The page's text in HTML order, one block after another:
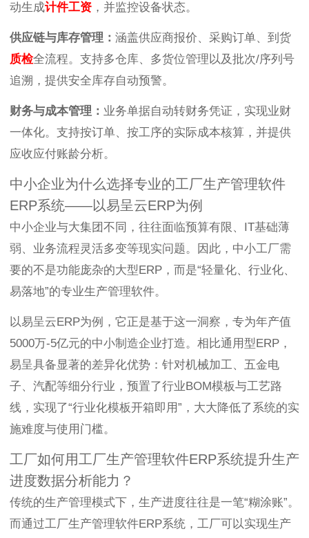
动生成计件工资 ，并监控设备状态。
供应链与库存管理： 涵盖供应商报价、采购订单、到货
质检全流程。支持多仓库、多货位管理以及批次/序列号
追溯，提供安全库存自动预警。
财务与成本管理： 业务单据自动转财务凭证，实现业财
一体化。支持按订单、按工序的实际成本核算，并提供
应收应付账龄分析。
中小企业为什么选择专业的工厂生产管理软件
ERP系统——以易呈云ERP为例
中小企业与大集团不同，往往面临预算有限、IT基础薄
弱、业务流程灵活多变等现实问题。因此，中小工厂需
要的不是功能庞杂的大型ERP，而是“轻量化、行业化、
易落地”的专业生产管理软件。
以易呈云ERP为例，它正是基于这一洞察，专为年产值
5000万-5亿元的中小制造企业打造。相比通用型ERP，
易呈具备显著的差异化优势：针对机械加工、五金电
子、汽配等细分行业，预置了行业BOM模板与工艺路
线，实现了“行业化模板开箱即用”，大大降低了系统的实
施难度与使用门槛。
工厂如何用工厂生产管理软件ERP系统提升生产
进度数据分析能力？
传统的生产管理模式下，生产进度往往是一笔“糊涂账”。
而通过工厂生产管理软件ERP系统，工厂可以实现生产